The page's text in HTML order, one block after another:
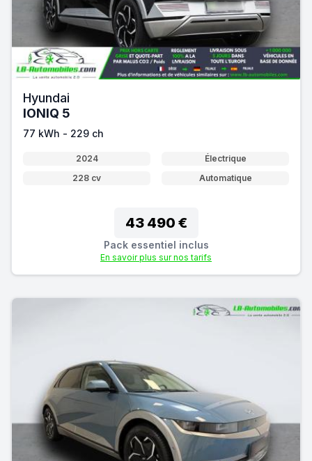
Hyundai
IONIQ 5
77 kWh - 229 ch
2024
Électrique
228 cv
Automatique
43 490 €
Pack essentiel inclus
En savoir plus sur nos tarifs